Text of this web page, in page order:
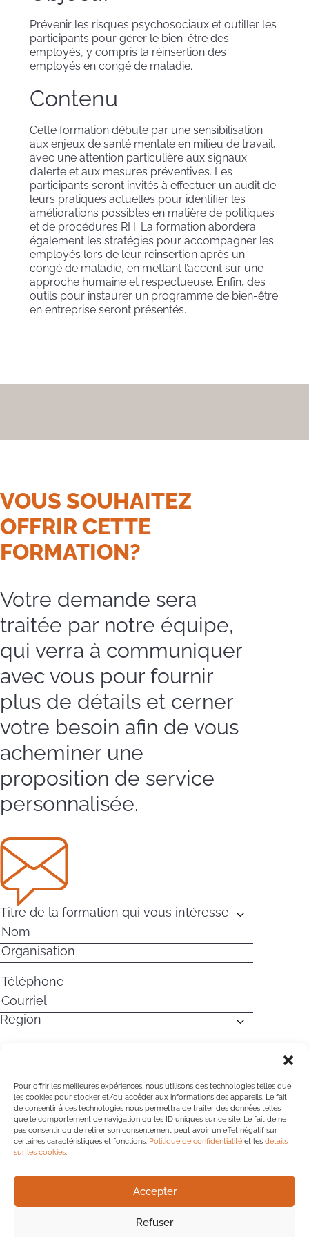
Pour offrir les meilleures expériences, nous utilisons des technologies telles que
les cookies pour stocker et/ou accéder aux informations des appareils. Le fait
de consentir à ces technologies nous permettra de traiter des données telles
que le comportement de navigation ou les ID uniques sur ce site. Le fait de ne
pas consentir ou de retirer son consentement peut avoir un effet négatif sur
certaines caractéristiques et fonctions. Politique de confidentialité et les détails
sur les cookies.
Accepter
Refuser
Prévenir les risques psychosociaux et outiller les
participants pour gérer le bien-être des
employés, y compris la réinsertion des
employés en congé de maladie.
Contenu
Cette formation débute par une sensibilisation
aux enjeux de santé mentale en milieu de travail,
avec une attention particulière aux signaux
d’alerte et aux mesures préventives. Les
participants seront invités à effectuer un audit de
leurs pratiques actuelles pour identifier les
améliorations possibles en matière de politiques
et de procédures RH. La formation abordera
également les stratégies pour accompagner les
employés lors de leur réinsertion après un
congé de maladie, en mettant l’accent sur une
approche humaine et respectueuse. Enfin, des
outils pour instaurer un programme de bien-être
en entreprise seront présentés.
VOUS SOUHAITEZ
OFFRIR CETTE
FORMATION?
Votre demande sera
traitée par notre équipe,
qui verra à communiquer
avec vous pour fournir
plus de détails et cerner
votre besoin afin de vous
acheminer une
proposition de service
personnalisée.